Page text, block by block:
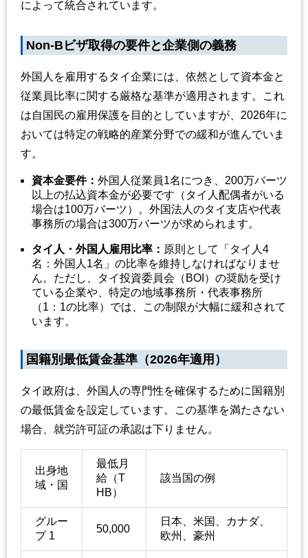
によって統合されています。
Non-Bビザ取得の要件と企業側の義務
外国人を雇用するタイ企業には、依然として資本金と
従業員比率に関する厳格な基準が適用されます。これ
は自国民の雇用保護を目的としていますが、2026年に
おいては特定の戦略的産業分野での緩和が進んでいま
す。
資本金要件： 外国人従業員1名につき、200万バーツ
以上の払込資本金が必要です（タイ人配偶者がいる
場合は100万バーツ）。外国法人のタイ支店や代表
事務所の場合は300万バーツが求められます。
タイ人・外国人雇用比率 ： 原則として「タイ人4
名：外国人1名」の比率を維持しなければなりませ
ん。ただし、タイ投資委員会（BOI）の奨励を受け
ている企業や、特定の地域事務所・代表事務所
（1：1の比率）では、この制限が大幅に緩和されて
います。
国籍別最低賃金基準（2026年適用）
タイ政府は、外国人の専門性を確保するために国籍別
の最低賃金を設定しています。この基準を満たさない
場合、就労許可証の承認は下りません。
出身地
域・国
最低月
給（T
HB）
該当国の例
グルー
プ 1
50,000
日本、米国、カナダ、
欧州、豪州